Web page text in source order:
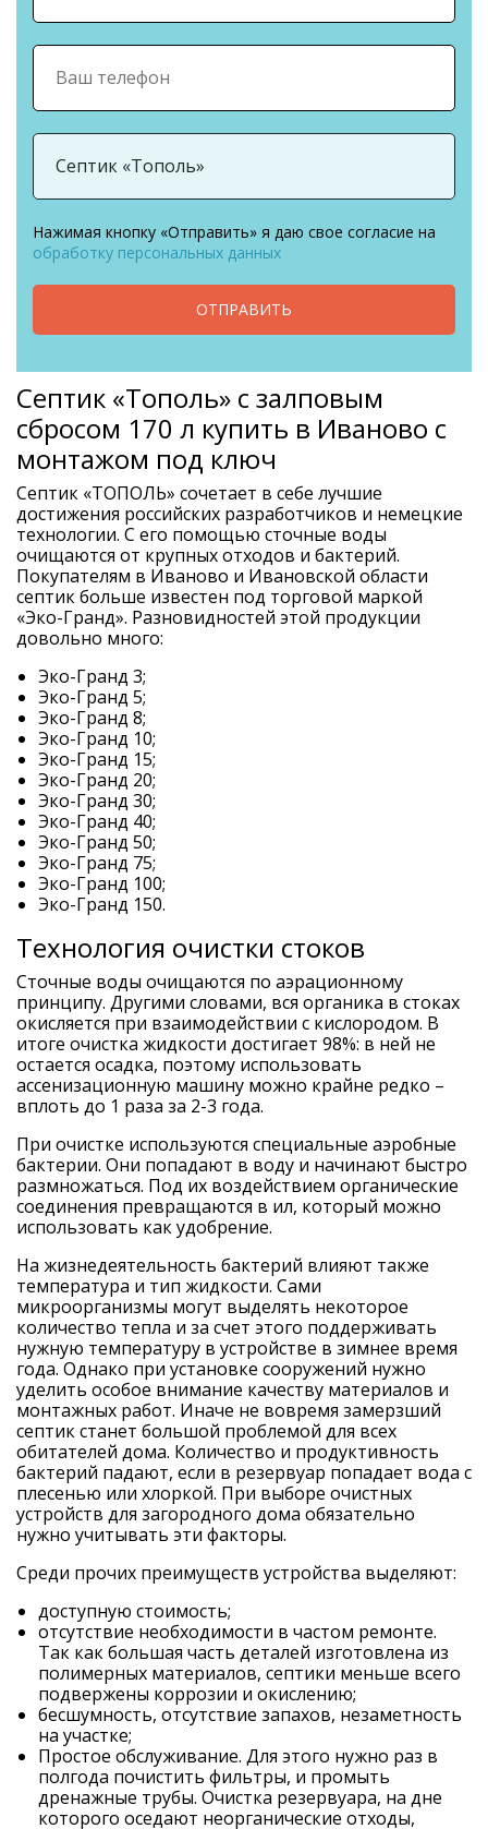
Нажимая кнопку «Отправить» я даю свое согласие на
обработку персональных данных
ОТПРАВИТЬ
Септик «Тополь» с залповым
сбросом 170 л купить в Иваново с
монтажом под ключ
Септик «ТОПОЛЬ» сочетает в себе лучшие
достижения российских разработчиков и немецкие
технологии. С его помощью сточные воды
очищаются от крупных отходов и бактерий.
Покупателям в Иваново и Ивановской области
септик больше известен под торговой маркой
«Эко-Гранд». Разновидностей этой продукции
довольно много:
Эко-Гранд 3;
Эко-Гранд 5;
Эко-Гранд 8;
Эко-Гранд 10;
Эко-Гранд 15;
Эко-Гранд 20;
Эко-Гранд 30;
Эко-Гранд 40;
Эко-Гранд 50;
Эко-Гранд 75;
Эко-Гранд 100;
Эко-Гранд 150.
Технология очистки стоков
Сточные воды очищаются по аэрационному
принципу. Другими словами, вся органика в стоках
окисляется при взаимодействии с кислородом. В
итоге очистка жидкости достигает 98%: в ней не
остается осадка, поэтому использовать
ассенизационную машину можно крайне редко –
вплоть до 1 раза за 2-3 года.
При очистке используются специальные аэробные
бактерии. Они попадают в воду и начинают быстро
размножаться. Под их воздействием органические
соединения превращаются в ил, который можно
использовать как удобрение.
На жизнедеятельность бактерий влияют также
температура и тип жидкости. Сами
микроорганизмы могут выделять некоторое
количество тепла и за счет этого поддерживать
нужную температуру в устройстве в зимнее время
года. Однако при установке сооружений нужно
уделить особое внимание качеству материалов и
монтажных работ. Иначе не вовремя замерзший
септик станет большой проблемой для всех
обитателей дома. Количество и продуктивность
бактерий падают, если в резервуар попадает вода с
плесенью или хлоркой. При выборе очистных
устройств для загородного дома обязательно
нужно учитывать эти факторы.
Среди прочих преимуществ устройства выделяют:
доступную стоимость;
отсутствие необходимости в частом ремонте.
Так как большая часть деталей изготовлена из
полимерных материалов, септики меньше всего
подвержены коррозии и окислению;
бесшумность, отсутствие запахов, незаметность
на участке;
Простое обслуживание. Для этого нужно раз в
полгода почистить фильтры, и промыть
дренажные трубы. Очистка резервуара, на дне
которого оседают неорганические отходы,